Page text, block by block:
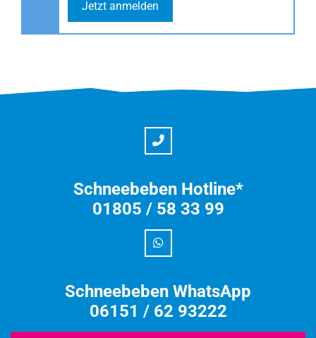
Jetzt anmelden
Schneebeben Hotline*
01805 / 58 33 99
Schneebeben WhatsApp
06151 / 62 93222